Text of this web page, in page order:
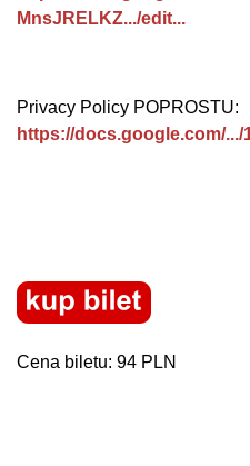
MnsJRELKZ.../edit...
Privacy Policy POPROSTU:
https://docs.google.com/
Cena biletu: 94 PLN